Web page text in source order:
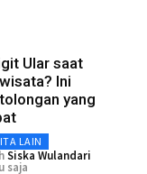
Ular saat
Ini
yang
LAIN
Siska Wulandari
saja